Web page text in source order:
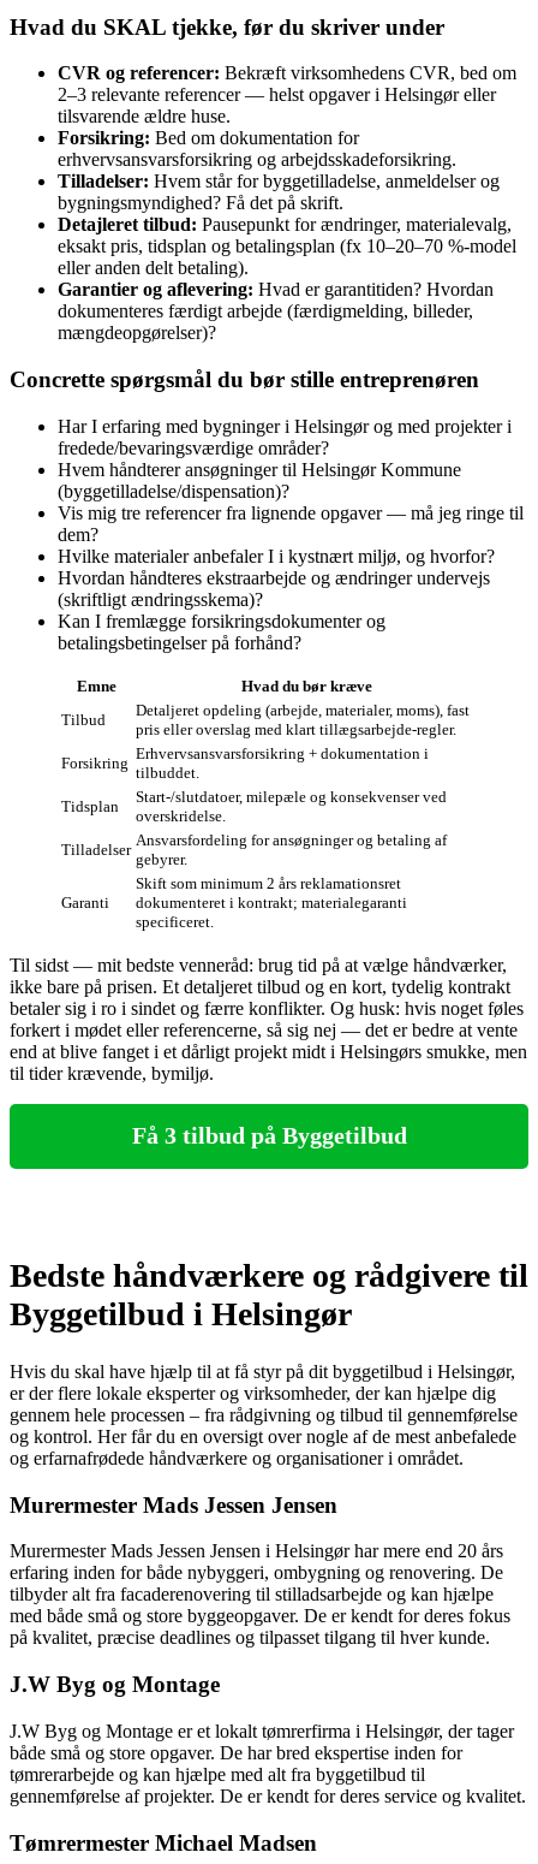
Hvad du SKAL tjekke, før du skriver under
CVR og referencer: Bekræft virksomhedens CVR, bed om
2–3 relevante referencer — helst opgaver i Helsingør eller
tilsvarende ældre huse.
Forsikring: Bed om dokumentation for
erhvervsansvarsforsikring og arbejdsskadeforsikring.
Tilladelser: Hvem står for byggetilladelse, anmeldelser og
bygningsmyndighed? Få det på skrift.
Detajleret tilbud: Pausepunkt for ændringer, materialevalg,
eksakt pris, tidsplan og betalingsplan (fx 10–20–70 %-model
eller anden delt betaling).
Garantier og aflevering: Hvad er garantitiden? Hvordan
dokumenteres færdigt arbejde (færdigmelding, billeder,
mængdeopgørelser)?
Concrette spørgsmål du bør stille entreprenøren
Har I erfaring med bygninger i Helsingør og med projekter i
fredede/bevaringsværdige områder?
Hvem håndterer ansøgninger til Helsingør Kommune
(byggetilladelse/dispensation)?
Vis mig tre referencer fra lignende opgaver — må jeg ringe til
dem?
Hvilke materialer anbefaler I i kystnært miljø, og hvorfor?
Hvordan håndteres ekstraarbejde og ændringer undervejs
(skriftligt ændringsskema)?
Kan I fremlægge forsikringsdokumenter og
betalingsbetingelser på forhånd?
Emne
Hvad du bør kræve
Tilbud
Detaljeret opdeling (arbejde, materialer, moms), fast
pris eller overslag med klart tillægsarbejde‑regler.
Forsikring
Erhvervsansvarsforsikring + dokumentation i
tilbuddet.
Tidsplan
Start-/slutdatoer, milepæle og konsekvenser ved
overskridelse.
Tilladelser
Ansvarsfordeling for ansøgninger og betaling af
gebyrer.
Garanti
Skift som minimum 2 års reklamationsret
dokumenteret i kontrakt; materialegaranti
specificeret.
Til sidst — mit bedste venneråd: brug tid på at vælge håndværker,
ikke bare på prisen. Et detaljeret tilbud og en kort, tydelig kontrakt
betaler sig i ro i sindet og færre konflikter. Og husk: hvis noget føles
forkert i mødet eller referencerne, så sig nej — det er bedre at vente
end at blive fanget i et dårligt projekt midt i Helsingørs smukke, men
til tider krævende, bymiljø.
Få 3 tilbud på Byggetilbud
Bedste håndværkere og rådgivere til
Byggetilbud i Helsingør
Hvis du skal have hjælp til at få styr på dit byggetilbud i Helsingør,
er der flere lokale eksperter og virksomheder, der kan hjælpe dig
gennem hele processen – fra rådgivning og tilbud til gennemførelse
og kontrol. Her får du en oversigt over nogle af de mest anbefalede
og erfarnafrødede håndværkere og organisationer i området.
Murermester Mads Jessen Jensen
Murermester Mads Jessen Jensen i Helsingør har mere end 20 års
erfaring inden for både nybyggeri, ombygning og renovering. De
tilbyder alt fra facaderenovering til stilladsarbejde og kan hjælpe
med både små og store byggeopgaver. De er kendt for deres fokus
på kvalitet, præcise deadlines og tilpasset tilgang til hver kunde.
J.W Byg og Montage
J.W Byg og Montage er et lokalt tømrerfirma i Helsingør, der tager
både små og store opgaver. De har bred ekspertise inden for
tømrerarbejde og kan hjælpe med alt fra byggetilbud til
gennemførelse af projekter. De er kendt for deres service og kvalitet.
Tømrermester Michael Madsen